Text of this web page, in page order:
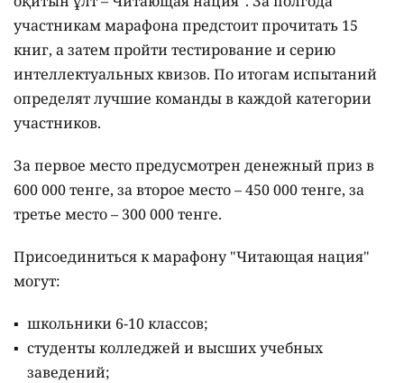
участникам марафона предстоит прочитать 15
книг, а затем пройти тестирование и серию
интеллектуальных квизов. По итогам испытаний
определят лучшие команды в каждой категории
участников.
За первое место предусмотрен денежный приз в
600 000 тенге, за второе место – 450 000 тенге, за
третье место – 300 000 тенге.
Присоединиться к марафону "Читающая нация"
могут:
школьники 6-10 классов;
студенты колледжей и высших учебных
заведений;